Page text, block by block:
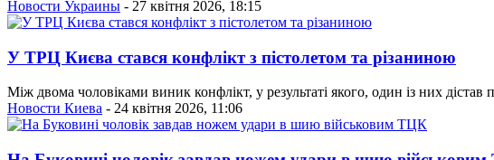
Новости Украины - 27 квітня 2026, 18:15
У ТРЦ Києва стався конфлікт з пістолетом та різаниною
Між двома чоловіками виник конфлікт, у результаті якого, один із них
Новости Киева - 24 квітня 2026, 11:06